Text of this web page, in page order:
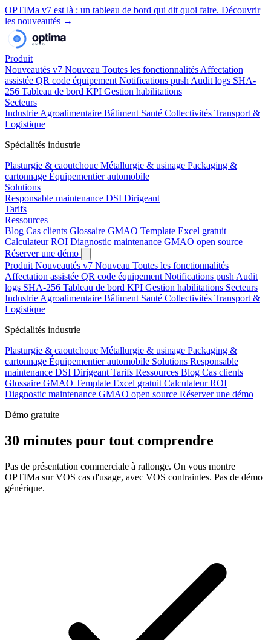
OPTIMa v7 est là : un tableau de bord qui dit quoi faire. Découvrir
les nouveautés →
Produit
Nouveautés v7 Nouveau Toutes les fonctionnalités Affectation
assistée QR code équipement Notifications push Audit logs SHA-
256 Tableau de bord KPI Gestion habilitations
Secteurs
Industrie Agroalimentaire Bâtiment Santé Collectivités Transport &
Logistique
Spécialités industrie
Plasturgie & caoutchouc Métallurgie & usinage Packaging &
cartonnage Équipementier automobile
Solutions
Responsable maintenance DSI Dirigeant
Tarifs
Ressources
Blog Cas clients Glossaire GMAO Template Excel gratuit
Calculateur ROI Diagnostic maintenance GMAO open source
Réserver une démo
Produit Nouveautés v7 Nouveau Toutes les fonctionnalités
Affectation assistée QR code équipement Notifications push Audit
logs SHA-256 Tableau de bord KPI Gestion habilitations Secteurs
Industrie Agroalimentaire Bâtiment Santé Collectivités Transport &
Logistique
Spécialités industrie
Plasturgie & caoutchouc Métallurgie & usinage Packaging &
cartonnage Équipementier automobile Solutions Responsable
maintenance DSI Dirigeant Tarifs Ressources Blog Cas clients
Glossaire GMAO Template Excel gratuit Calculateur ROI
Diagnostic maintenance GMAO open source Réserver une démo
Démo gratuite
30 minutes pour tout comprendre
Pas de présentation commerciale à rallonge. On vous montre
OPTIMa sur VOS cas d'usage, avec VOS contraintes. Pas de démo
générique.